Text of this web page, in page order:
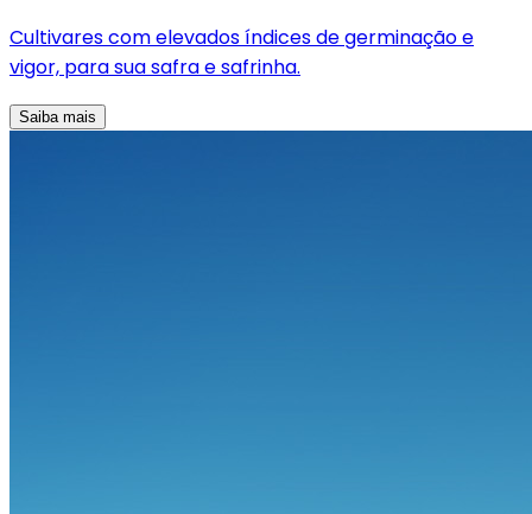
Cultivares com elevados índices de germinação e
vigor, para sua safra e safrinha.
Saiba mais